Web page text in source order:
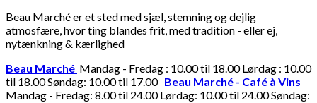
Beau Marché er et sted med sjæl, stemning og dejlig
atmosfære, hvor ting blandes frit, med tradition - eller ej,
nytænkning & kærlighed
Beau Marché Mandag - Fredag : 10.00 til 18.00 Lørdag : 10.00
til 18.00 Søndag: 10.00 til 17.00 Beau Marché - Café à Vins
Mandag - Fredag: 8.00 til 24.00 Lørdag: 10.00 til 24.00 Søndag: